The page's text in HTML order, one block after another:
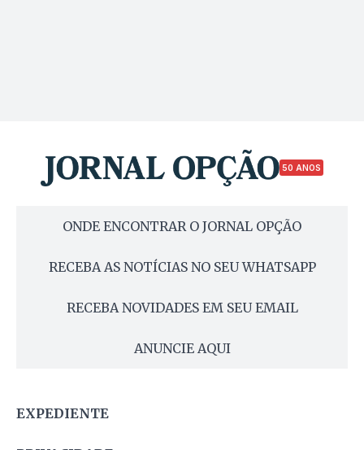
50 ANOS
ONDE ENCONTRAR O JORNAL OPÇÃO
RECEBA AS NOTÍCIAS NO SEU WHATSAPP
RECEBA NOVIDADES EM SEU EMAIL
ANUNCIE AQUI
EXPEDIENTE